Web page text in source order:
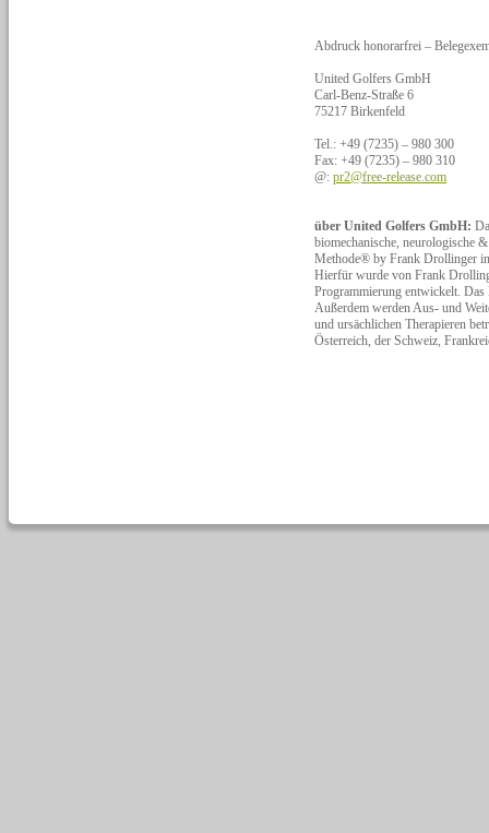
Abdruck honorarfrei –
United Golfers GmbH
Carl-Benz-Straße 6
75217 Birkenfeld
Tel.: +49 (7235) – 980 300
Fax: +49 (7235) – 980 310
@: pr2@free-release.com
über United Golfers GmbH:
biomechanische, neurologische
Methode® by Frank Drollinger in
Hierfür wurde von Frank
Programmierung entwickelt.
Außerdem werden Aus- und
und ursächlichen Therapieren
Österreich, der Schweiz,